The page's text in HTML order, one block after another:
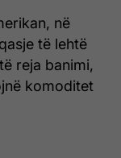
në
të lehtë
reja banimi,
komoditet